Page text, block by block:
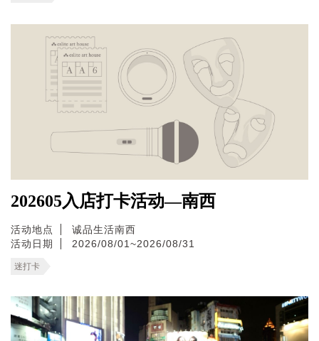
202605入店打卡活动—南西
活动地点
诚品生活南西
活动日期
2026/08/01~2026/08/31
迷打卡